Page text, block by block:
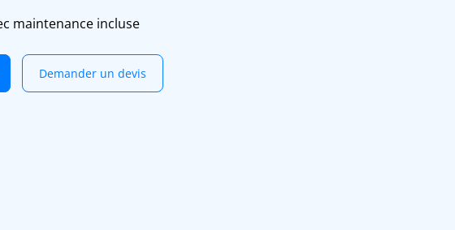
maintenance incluse
Demander un devis